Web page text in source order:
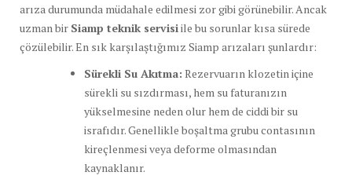
arıza durumunda müdahale edilmesi zor gibi görünebilir. Ancak
uzman bir Siamp teknik servisiile bu sorunlar kısa sürede
çözülebilir. En sık karşılaştığımız Siamp arızaları şunlardır:
Sürekli Su Akıtma: Rezervuarın klozetin içine
sürekli su sızdırması, hem su faturanızın
yükselmesine neden olur hem de ciddi bir su
israfıdır. Genellikle boşaltma grubu contasının
kireçlenmesi veya deforme olmasından
kaynaklanır.